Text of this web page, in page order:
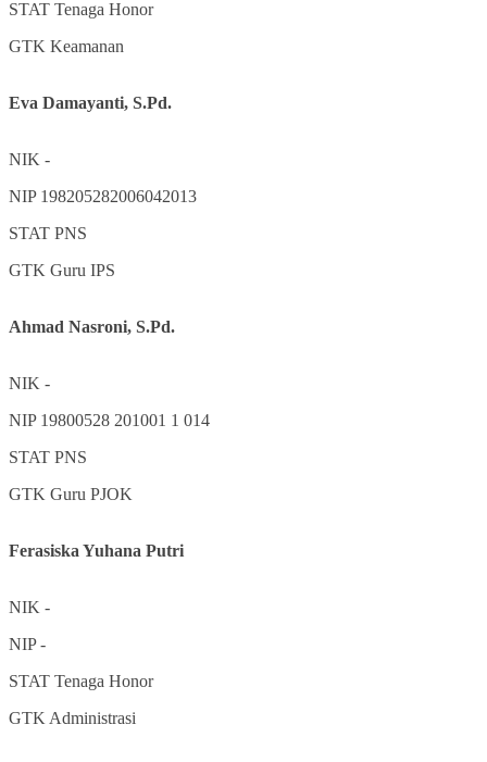
STAT Tenaga Honor
GTK Keamanan
Eva Damayanti, S.Pd.
NIK -
NIP 198205282006042013
STAT PNS
GTK Guru IPS
Ahmad Nasroni, S.Pd.
NIK -
NIP 19800528 201001 1 014
STAT PNS
GTK Guru PJOK
Ferasiska Yuhana Putri
NIK -
NIP-
STAT Tenaga Honor
GTK Administrasi